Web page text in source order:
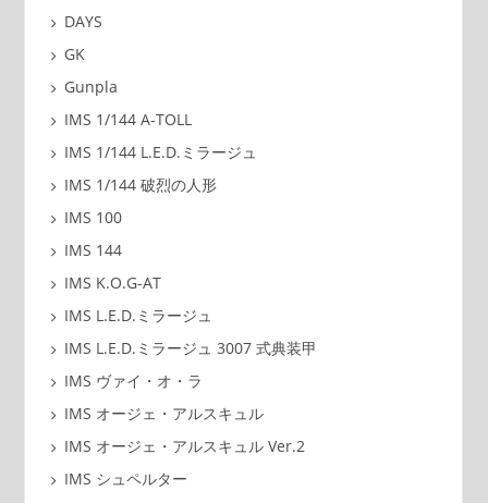
DAYS
GK
Gunpla
IMS 1/144 A-TOLL
IMS 1/144 L.E.D.ミラージュ
IMS 1/144 破烈の人形
IMS 100
IMS 144
IMS K.O.G-AT
IMS L.E.D.ミラージュ
IMS L.E.D.ミラージュ 3007 式典装甲
IMS ヴァイ・オ・ラ
IMS オージェ・アルスキュル
IMS オージェ・アルスキュル Ver.2
IMS シュペルター